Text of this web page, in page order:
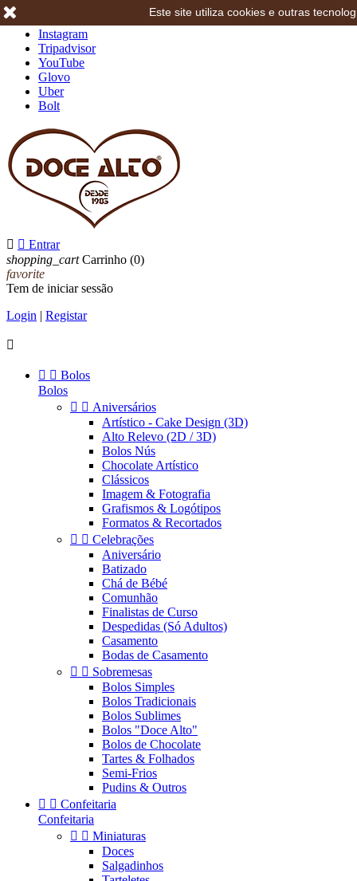
Instagram
Tripadvisor
YouTube
Glovo
Uber
Bolt
  Entrar
shopping_cart Carrinho (0)
favorite
Tem de iniciar sessão
Login | Registar

  Bolos
Bolos
  Aniversários
Artístico - Cake Design (3D)
Alto Relevo (2D / 3D)
Bolos Nús
Chocolate Artístico
Clássicos
Imagem & Fotografia
Grafismos & Logótipos
Formatos & Recortados
  Celebrações
Aniversário
Batizado
Chá de Bébé
Comunhão
Finalistas de Curso
Despedidas (Só Adultos)
Casamento
Bodas de Casamento
  Sobremesas
Bolos Simples
Bolos Tradicionais
Bolos Sublimes
Bolos "Doce Alto"
Bolos de Chocolate
Tartes & Folhados
Semi-Frios
Pudins & Outros
  Confeitaria
Confeitaria
  Miniaturas
Doces
Salgadinhos
Este site utiliza cookies e outras